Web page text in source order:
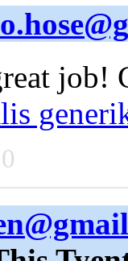
job!